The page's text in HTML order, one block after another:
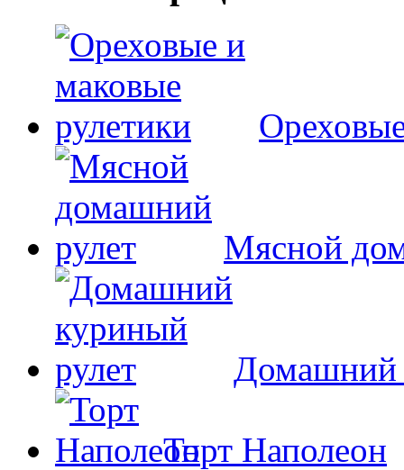
Мясной
Домашний
Торт Наполеон